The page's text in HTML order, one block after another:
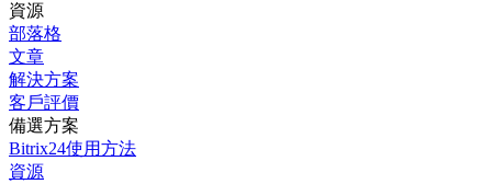
資源
部落格
文章
解決方案
客戶評價
備選方案
Bitrix24使用方法
資源